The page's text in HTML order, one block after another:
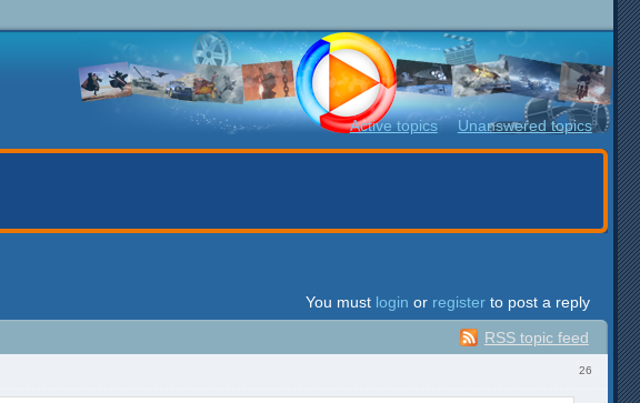
Active topics Unanswered topics
You must login or register to post a reply
RSS topic feed
26